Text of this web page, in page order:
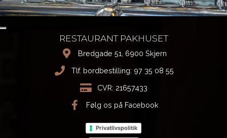
RESTAURANT PAKHUSET
Bredgade 51, 6900 Skjern
Tlf. bordbestilling: 97 35 08 55
CVR: 21657433
Følg os på Facebook
Privatlivspolitik